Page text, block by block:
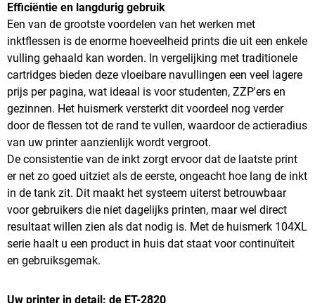
Efficiëntie en langdurig gebruik
Een van de grootste voordelen van het werken met
inktflessen is de enorme hoeveelheid prints die uit een enkele
vulling gehaald kan worden. In vergelijking met traditionele
cartridges bieden deze vloeibare navullingen een veel lagere
prijs per pagina, wat ideaal is voor studenten, ZZP'ers en
gezinnen. Het huismerk versterkt dit voordeel nog verder
door de flessen tot de rand te vullen, waardoor de actieradius
van uw printer aanzienlijk wordt vergroot.
De consistentie van de inkt zorgt ervoor dat de laatste print
er net zo goed uitziet als de eerste, ongeacht hoe lang de inkt
in de tank zit. Dit maakt het systeem uiterst betrouwbaar
voor gebruikers die niet dagelijks printen, maar wel direct
resultaat willen zien als dat nodig is. Met de huismerk 104XL
serie haalt u een product in huis dat staat voor continuïteit
en gebruiksgemak.
Uw printer in detail: de ET-2820